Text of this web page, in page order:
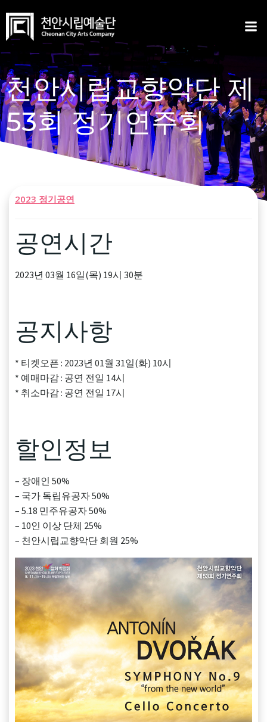
content
천안시립교향악단 제
53회 정기연주회
2023 정기공연
공연시간
2023년 03월 16일(목) 19시 30분
공지사항
* 티켓오픈 : 2023년 01월 31일(화) 10시
* 예매마감 : 공연 전일 14시
* 취소마감 : 공연 전일 17시
할인정보
– 장애인 50%
– 국가 독립유공자 50%
– 5.18 민주유공자 50%
– 10인 이상 단체 25%
– 천안시립교향악단 회원 25%​